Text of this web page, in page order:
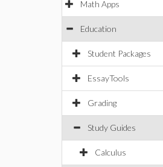
Math Apps
Education
Student Packages
EssayTools
Grading
Study Guides
Calculus